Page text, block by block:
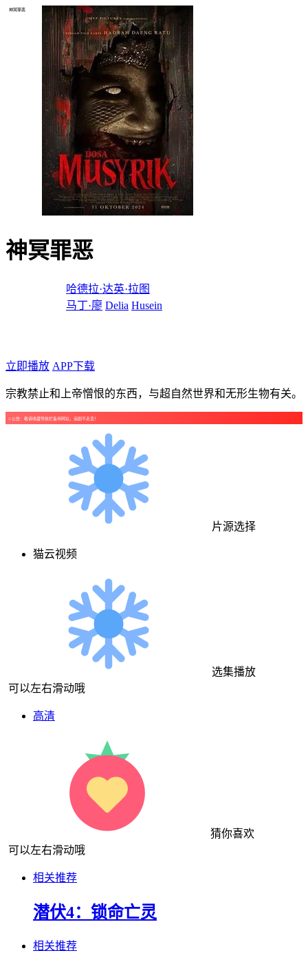
神冥罪恶
神冥罪恶
哈德拉·达英·拉图
马丁·廖 Delia Husein
立即播放 APP下载
宗教禁止和上帝憎恨的东西，与超自然世界和无形生物有关。
☺公告：敬请收藏导航栏备用网址，追剧不走丢！
片源选择
猫云视频
选集播放
可以左右滑动哦
高清
猜你喜欢
可以左右滑动哦
相关推荐
潜伏4：锁命亡灵
相关推荐